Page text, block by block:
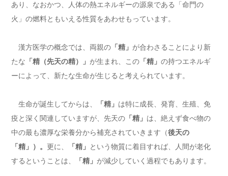
あり、なおかつ、人体の熱エネルギーの源泉である「命門の
火」の燃料ともいえる性質をあわせもっています。
漢方医学の概念では、両親の 「精」 が合わさることにより新
たな 「精（先天の精）」 が生まれ、この 「精」 の持つエネルギ
ーによって、新たな生命が生じると考えられています。
生命が誕生してからは、 「精」 は特に成長、発育、生殖、免
疫と深く関連していますが、先天の 「精」 は、絶えず食べ物の
中の最も濃厚な栄養分から補充されていきます（後天の
「精」）。 更に、 「精」 という物質に着目すれば、人間が老化
するということは、
「精」 が減少していく過程でもあります。